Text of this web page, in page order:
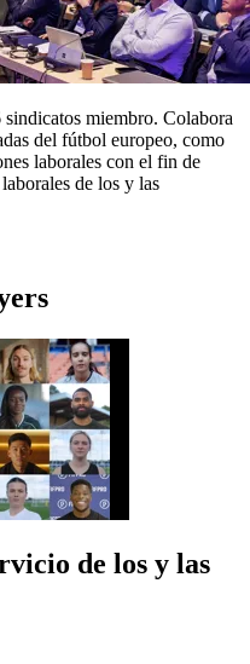
miembro. Colabora
del fútbol europeo, como
laborales con el fin de
de los y las
de los y las